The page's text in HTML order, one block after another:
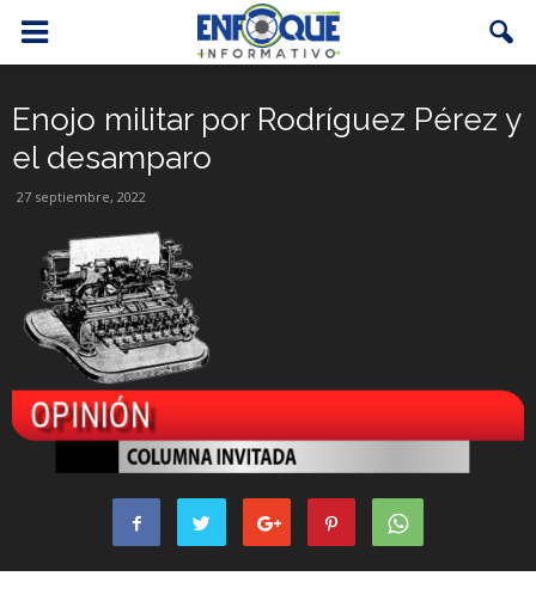
Enojo militar por Rodríguez Pérez y
el desamparo
27 septiembre, 2022